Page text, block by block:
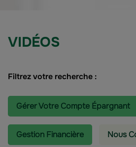
VIDÉOS
Filtrez votre recherche :
Gérer Votre Compte Épargnant
Gestion Financière Nous